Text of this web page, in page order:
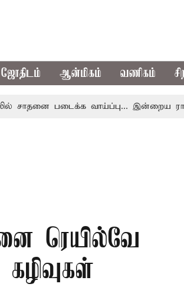
ஜோதிடம் ஆன்மிகம் வணிகம்
படைக்க வாய்ப்பு... இன்றைய ராசிபலன்
ரெயில்வே